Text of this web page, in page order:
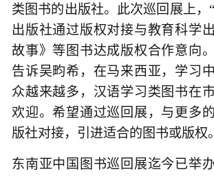
类图书的出版社。此次巡回展上，
出版社通过版权对接与教育科学
故事》等图书达成版权合作意向
告诉吴畇希，在马来西亚，学习
众越来越多，汉语学习类图书在
欢迎。希望通过巡回展，与更多
版社对接，引进适合的图书或版权。
东南亚中国图书巡回展迄今已举